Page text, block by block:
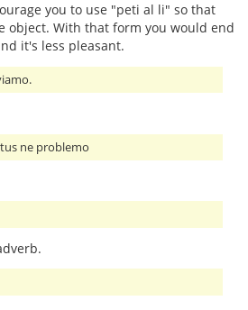
you to use "peti al li" so that
object. With that form you would end
it's less pleasant.
ne problemo